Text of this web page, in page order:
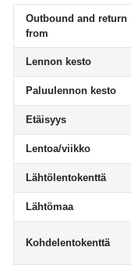
Outbound and return
from
Lennon kesto
Paluulennon kesto
Etäisyys
Lentoa/viikko
Lähtölentokenttä
Lähtömaa
Kohdelentokenttä